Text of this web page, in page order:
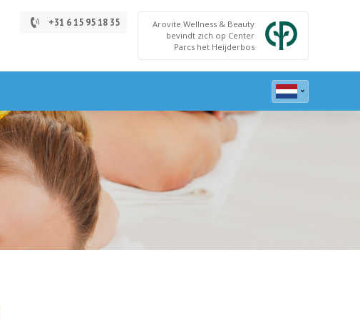
+31 6 15 95 18 35
Arovite Wellness & Beauty
bevindt zich op Center
Parcs het Heijderbos